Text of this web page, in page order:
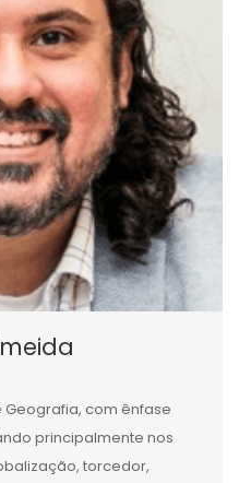
com ênfase
principalmente nos
torcedor,